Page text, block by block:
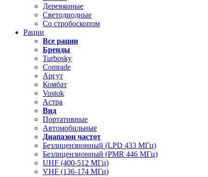
Деревянные
Светодиодные
Со стробоскопом
Рации
Все рации
Бренды
Turbosky
Comrade
Аргут
Комбат
Vostok
Астра
Вид
Портативные
Автомобильные
Диапазон частот
Безлицензионный (LPD 433 МГц)
Безлицензионный (PMR 446 МГц)
UHF (400-512 МГц)
VHF (136-174 МГц)